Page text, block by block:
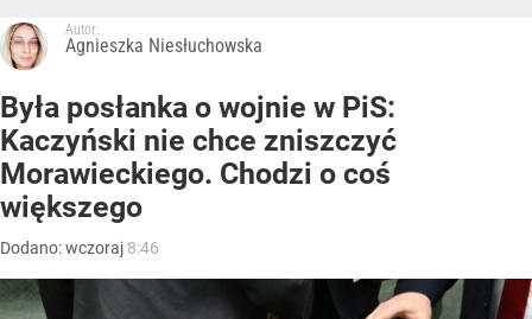
Autor:
Agnieszka Niesłuchowska
Była posłanka o wojnie w PiS:
Kaczyński nie chce zniszczyć
Morawieckiego. Chodzi o coś
większego
Dodano:wczoraj 8:46